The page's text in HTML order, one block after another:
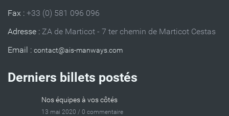
Fax : +33 (0) 581 096 096
Adresse : ZA de Marticot - 7 ter chemin de Marticot Cestas
Email :
Derniers billets postés
Nos équipes à vos côtés
13 mai 2020 / 0 commentaire